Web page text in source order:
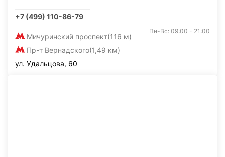
+7 (499) 110-86-79
Мичуринский проспект(116 м)
Пр-т Вернадского(1,49 км)
Пн-Вс: 09:00 - 21:00
ул. Удальцова, 60